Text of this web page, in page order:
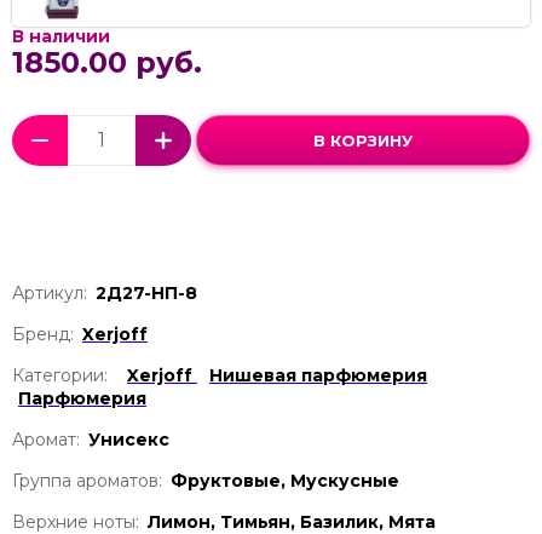
В наличии
1850.00 руб.
В КОРЗИНУ
Артикул: 2Д27-НП-8
Бренд: Xerjoff
Категории:
Xerjoff
Нишевая парфюмерия
Парфюмерия
Аромат: Унисекс
Группа ароматов: Фруктовые, Мускусные
Верхние ноты: Лимон, Тимьян, Базилик, Мята